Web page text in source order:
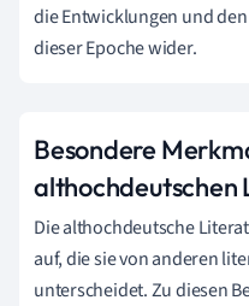
die Entwicklungen und
dieser Epoche wider.
Besondere
althochdeutschen
Die althochdeutsche
auf, die sie von anderen
unterscheidet. Zu diesen